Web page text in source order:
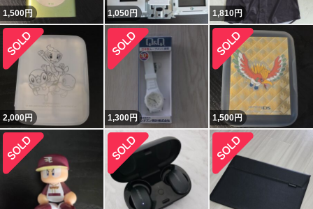
1,500円 1,050円 1,810円
2,000円 1,300円 1,500円